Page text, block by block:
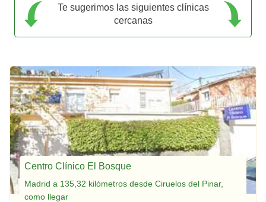
Te sugerimos las siguientes clínicas
cercanas
Centro Clínico El Bosque
Madrid a 135,32 kilómetros desde Ciruelos del Pinar,
como llegar